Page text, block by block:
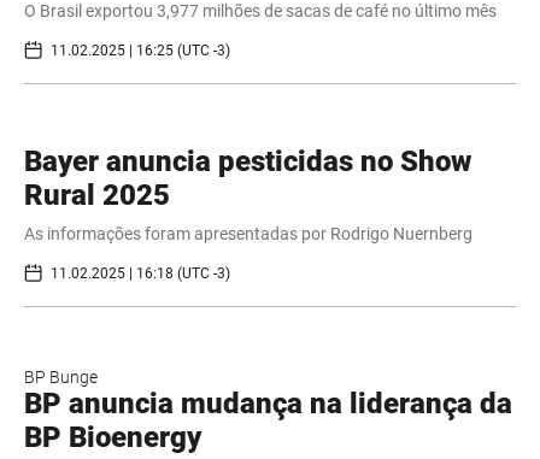
O Brasil exportou 3,977 milhões de sacas de café no último mês
11.02.2025 | 16:25 (UTC -3)
Bayer anuncia pesticidas no Show
Rural 2025
As informações foram apresentadas por Rodrigo Nuernberg
11.02.2025 | 16:18 (UTC -3)
BP Bunge
BP anuncia mudança na liderança da
BP Bioenergy